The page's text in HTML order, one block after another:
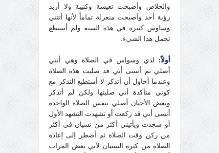
والخلاص وأصبحت تعيسة وكئيبة ولا أريد
رؤية أحد وأصبحت منعزلة تماماً لأنها أتتني
وساوس كثيرة في هذه السنة ولم أستطع
تحمل هذا الشيء.
أولاً: لدي وسواس في الصلاة وهي أنني
أصلي ثم أنسى أني قد صليت هذه الصلاة
وعندما أحاول أن أتذكر لا أستطيع التذكر مع
كوني متأكدة أني صليتها ولكن لم أتذكر
وبعض الأحيان أصلي بنفس الصلاة الواحدة
أنسى أني قد ركعت أو تشهدت التشهد الأول
أو سجدت ويأتيني أكثر من نسيان في أكثر
من ركن وقت الصلاة ثم أضطر إلى إعادة
الصلاة من كثرة النسيان لأني بعض المرات